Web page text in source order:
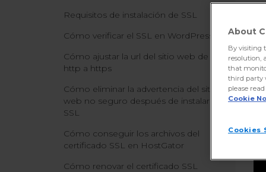
Requisitos de instalación de SSL
Cómo verificar el SSL en WordPress
Cómo ajustar la url del sitio web de
http a https
Cómo eliminar la advertencia del sitio
web no seguro después de instalar
SSL
Cómo conseguir los archivos del
certificado SSL en HostGator
Cómo renovar el certificado SSL
About
By visiting
resolution,
that
third party
please
Cookie
Cookies